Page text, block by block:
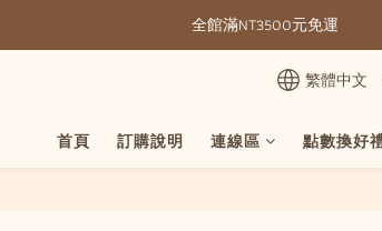
全館滿NT3500元免運
全館滿NT3500元免運
部分現貨＋預購20-30天不含假日
繁體中文
首頁 訂購說明 連線區 點數換好